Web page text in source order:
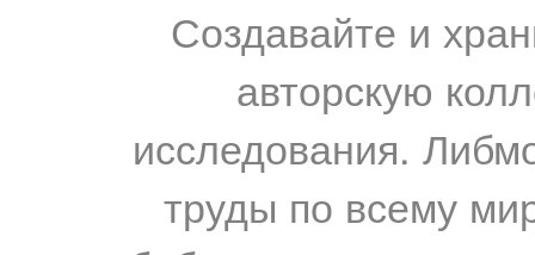
Создавайте и
авторскую
исследования.
труды по всему